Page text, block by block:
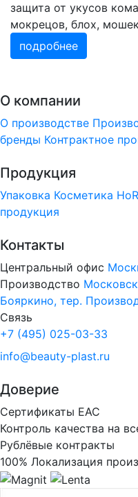
защита от укусов
мокрецов, блох, мошек
подробнее
О компании
О производстве
бренды Контрактное
Продукция
Упаковка Косметика
продукция
Контакты
Центральный офис
Производство
Бояркино, тер.
Связь
+7 (495) 025-03-33
info@beauty-plast.ru
Доверие
Сертификаты ЕАС
Контроль качества на
Рублёвые контракты
100% Локализация